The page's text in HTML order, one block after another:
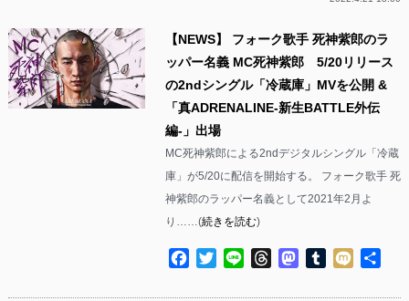
【NEWS】 フォーク歌手 死神紫郎のラ
ッパー名義 MC死神紫郎 5/20リリース
の2ndシングル「冷蔵庫」MVを公開 &
「真ADRENALINE-新生BATTLE外伝
編-」出場
MC死神紫郎による2ndデジタルシングル「冷蔵
庫」が5/20に配信を開始する。 フォーク歌手 死
神紫郎のラッパー名義として2021年2月よ
り……(続きを読む)
Facebook
TwitterLine ThreadsMastodon
Tumblr
Mixi